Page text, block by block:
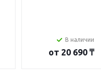
В наличии
от 20 690 ₸